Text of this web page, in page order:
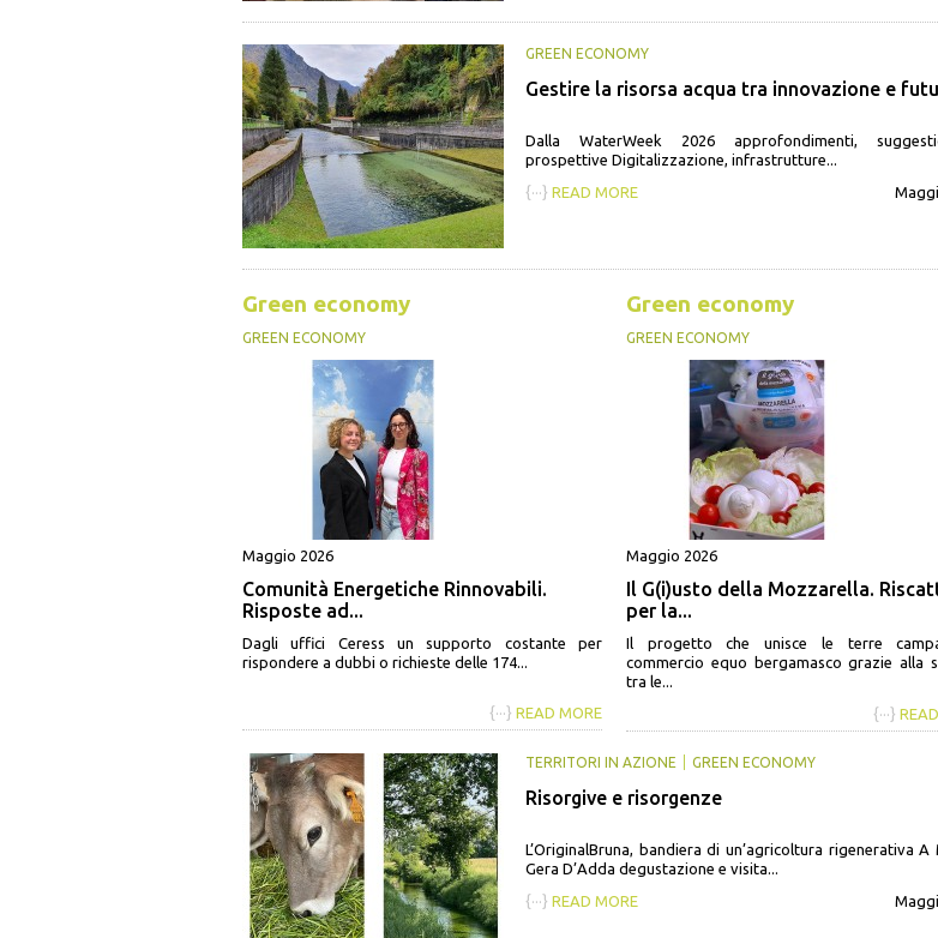
GREEN ECONOMY
Gestire la risorsa acqua tra innovazione e
Dalla WaterWeek 2026 approfondimenti,
prospettive Digitalizzazione, infrastrutture...
{···} READ MORE
Green economy
GREEN ECONOMY
Maggio 2026
Comunità Energetiche Rinnovabili.
Risposte ad...
Dagli uffici Ceress un supporto costante per
rispondere a dubbi o richieste delle 174...
{···} READ MORE
Green economy
GREEN ECONOMY
Maggio 2026
Il G(i)usto della Mozzarella.
per la...
Il progetto che unisce le terre
commercio equo bergamasco grazie alla
tra le...
{···}
TERRITORI IN AZIONE GREEN ECONOMY
Risorgive e risorgenze
L’OriginalBruna, bandiera di un’agricoltura rigenerativa A
Gera D’Adda degustazione e visita...
{···} READ MORE